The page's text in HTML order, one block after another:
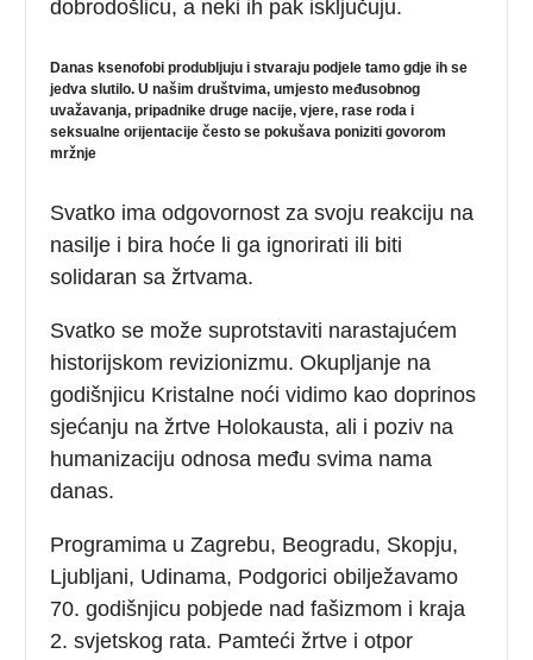
dobrodošlicu, a neki ih pak isključuju.
Danas ksenofobi produbljuju i stvaraju podjele tamo gdje ih se
jedva slutilo. U našim društvima, umjesto međusobnog
uvažavanja, pripadnike druge nacije, vjere, rase roda i
seksualne orijentacije često se pokušava poniziti govorom
mržnje
Svatko ima odgovornost za svoju reakciju na
nasilje i bira hoće li ga ignorirati ili biti
solidaran sa žrtvama.
Svatko se može suprotstaviti narastajućem
historijskom revizionizmu. Okupljanje na
godišnjicu Kristalne noći vidimo kao doprinos
sjećanju na žrtve Holokausta, ali i poziv na
humanizaciju odnosa među svima nama
danas.
Programima u Zagrebu, Beogradu, Skopju,
Ljubljani, Udinama, Podgorici obilježavamo
70. godišnjicu pobjede nad fašizmom i kraja
2. svjetskog rata. Pamteći žrtve i otpor